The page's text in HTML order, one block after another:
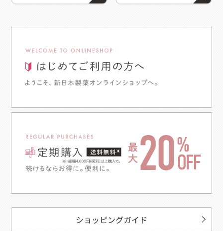
ショッピングガイド